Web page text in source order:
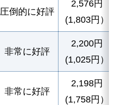
圧倒的に好評
2,576円
(1,803円）
非常に好評
2,200円
(1,025円）
非常に好評
2,198円
(1,758円）